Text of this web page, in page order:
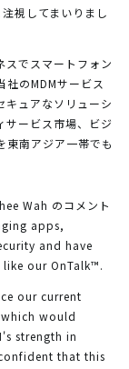
視してまいりまし
でスマートフォン
のMDMサービス
ュアなソリューシ
サービス市場、ビジ
東南アジア一帯でも
Wah のコメント
apps,
and have
our OnTalk™.
our current
would
strength in
that this